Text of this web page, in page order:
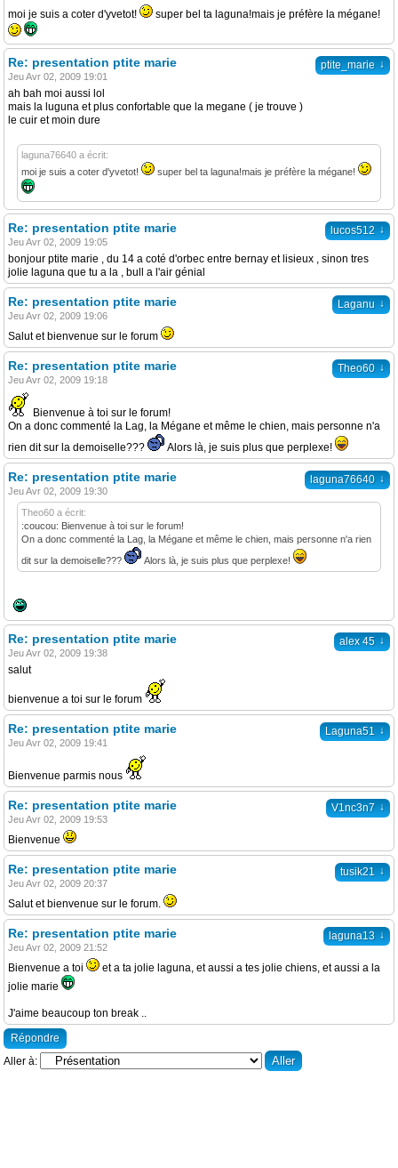
moi je suis a coter d'yvetot! super bel ta laguna!mais je préfère la mégane!
ptite_marie ↓
Re: presentation ptite marie
Jeu Avr 02, 2009 19:01
ah bah moi aussi lol
mais la luguna et plus confortable que la megane ( je trouve )
le cuir et moin dure
laguna76640 a écrit:
moi je suis a coter d'yvetot!
super bel ta laguna!mais je préfère la mégane!
lucos512 ↓
Re: presentation ptite marie
Jeu Avr 02, 2009 19:05
bonjour ptite marie , du 14 a coté d'orbec entre bernay et lisieux , sinon tres
jolie laguna que tu a la , bull a l'air génial
Laganu ↓
Re: presentation ptite marie
Jeu Avr 02, 2009 19:06
Salut et bienvenue sur le forum
Theo60 ↓
Re: presentation ptite marie
Jeu Avr 02, 2009 19:18
Bienvenue à toi sur le forum!
On a donc commenté la Lag, la Mégane et même le chien, mais personne n'a
rien dit sur la demoiselle???
Alors là, je suis plus que perplexe!
laguna76640 ↓
Re: presentation ptite marie
Jeu Avr 02, 2009 19:30
Theo60 a écrit:
:coucou: Bienvenue à toi sur le forum!
On a donc commenté la Lag, la Mégane et même le chien, mais personne n'a rien
dit sur la demoiselle???
Alors là, je suis plus que perplexe!
alex 45 ↓
Re: presentation ptite marie
Jeu Avr 02, 2009 19:38
salut
bienvenue a toi sur le forum
Laguna51 ↓
Re: presentation ptite marie
Jeu Avr 02, 2009 19:41
Bienvenue parmis nous
V1nc3n7 ↓
Re: presentation ptite marie
Jeu Avr 02, 2009 19:53
Bienvenue
tusik21 ↓
Re: presentation ptite marie
Jeu Avr 02, 2009 20:37
Salut et bienvenue sur le forum.
laguna13 ↓
Re: presentation ptite marie
Jeu Avr 02, 2009 21:52
Bienvenue a toi
et a ta jolie laguna, et aussi a tes jolie chiens, et aussi a la
jolie marie
J'aime beaucoup ton break ..
Répondre
Aller à: